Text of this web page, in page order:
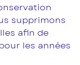
supprimons
afin de
les années